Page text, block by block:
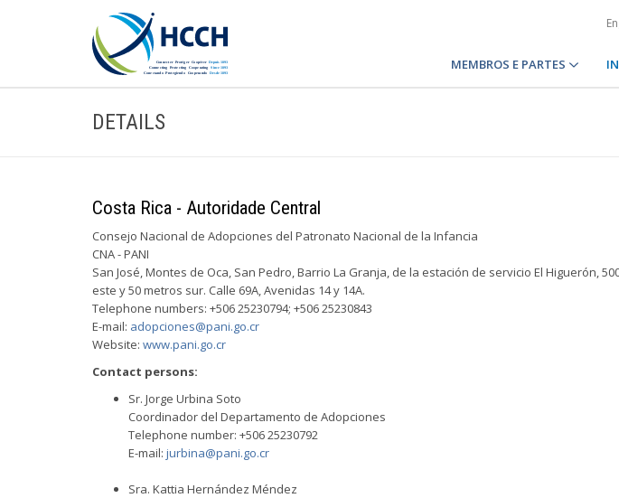
MEMBROS E PARTES
DETAILS
Costa Rica - Autoridade Central
Consejo Nacional de Adopciones del Patronato Nacional de la Infancia
CNA - PANI
San José, Montes de Oca, San Pedro, Barrio La Granja, de la estación de servicio El Higuerón,
este y 50 metros sur. Calle 69A, Avenidas 14 y 14A.
Telephone numbers: +506 25230794; +506 25230843
E-mail: adopciones@pani.go.cr
Website: www.pani.go.cr
Contact persons:
Sr. Jorge Urbina Soto
Coordinador del Departamento de Adopciones
Telephone number: +506 25230792
E-mail: jurbina@pani.go.cr
Sra. Kattia Hernández Méndez